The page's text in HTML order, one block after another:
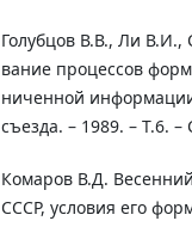
Голубцов В.В., Ли
вание процессов
ниченной
съезда. – 1989. – Т.6. –
Комаров В.Д.
СССР, условия его